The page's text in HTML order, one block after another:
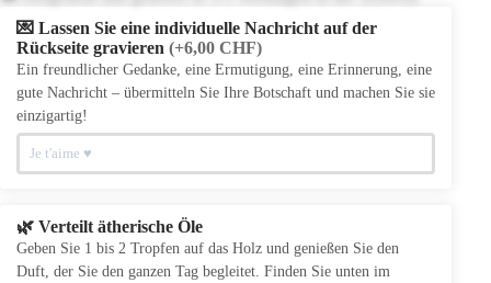
💌 Lassen Sie eine individuelle Nachricht auf der
Rückseite gravieren (+6,00 CHF)
Ein freundlicher Gedanke, eine Ermutigung, eine Erinnerung, eine
gute Nachricht – übermitteln Sie Ihre Botschaft und machen Sie sie
einzigartig!
🌿 Verteilt ätherische Öle
Geben Sie 1 bis 2 Tropfen auf das Holz und genießen Sie den
Duft, der Sie den ganzen Tag begleitet. Finden Sie unten im